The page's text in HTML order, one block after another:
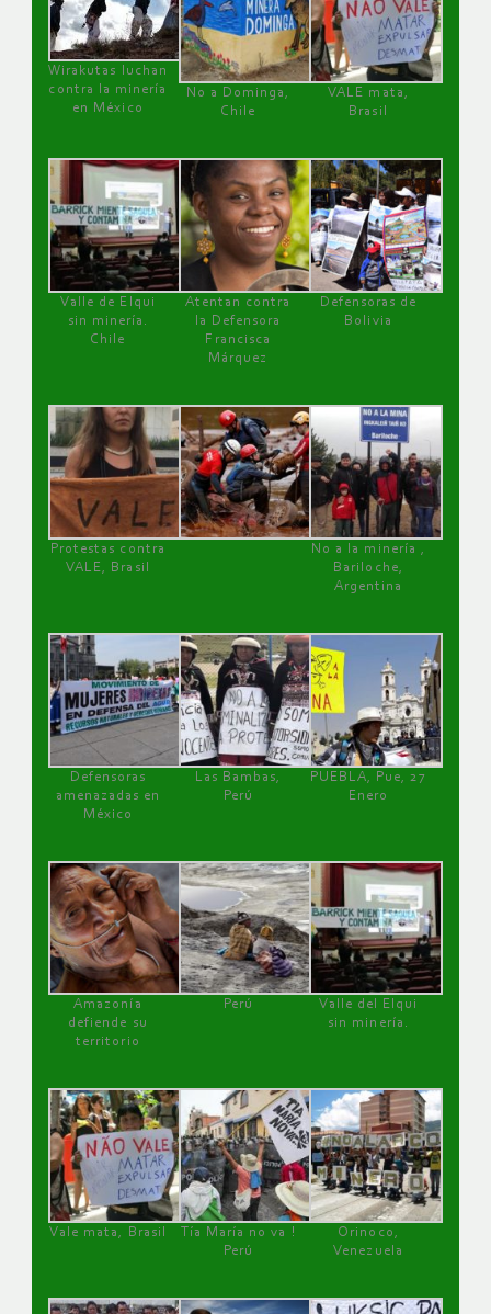
Wirakutas luchan
contra la minería
en México
No a Dominga,
Chile
VALE mata,
Brasil
Valle de Elqui
sin minería.
Chile
Atentan contra
la Defensora
Francisca
Márquez
Defensoras de
Bolivia
Protestas contra
VALE, Brasil
No a la minería ,
Bariloche,
Argentina
Defensoras
amenazadas en
México
Las Bambas,
Perú
PUEBLA, Pue, 27
Enero
Amazonía
defiende su
territorio
Perú
Valle del Elqui
sin minería.
Vale mata, Brasil
Tía María no va !
Perú
Orinoco,
Venezuela